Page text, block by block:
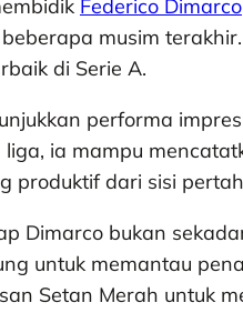
Federico Dimarco
musim
di Serie A.
performa
ia mampu
produktif dari sisi
Dimarco bukan
untuk memantau
Setan Merah untuk